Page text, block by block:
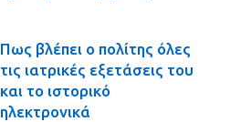
Πως βλέπει ο πολίτης όλες
τις ιατρικές εξετάσεις του
και το ιστορικό
ηλεκτρονικά